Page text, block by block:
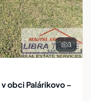
3
obci Palárikovo –